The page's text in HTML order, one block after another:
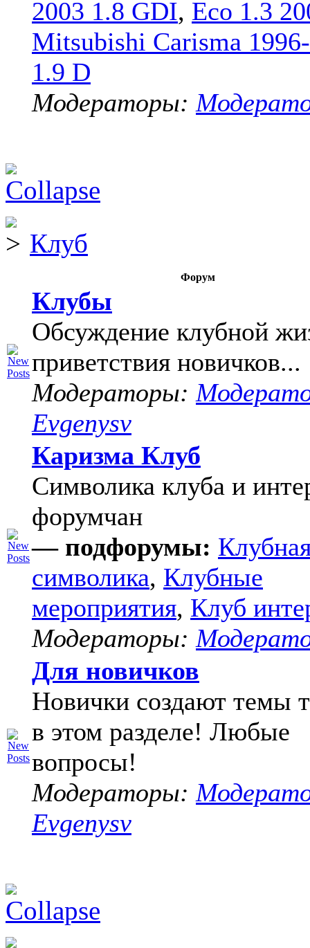
2003 1.8 GDI, Eco 1.3
Mitsubishi Carisma
1.9 D
Модераторы:
Клуб
Форум
Клубы
Обсуждение клубной
приветствия новичков...
Модераторы:
Evgenysv
Каризма Клуб
Символика клуба и
форумчан
— подфорумы:
символика, Клубные
мероприятия, Клуб
Модераторы:
Для новичков
Новички создают темы
в этом разделе! Любые
вопросы!
Модераторы:
Evgenysv